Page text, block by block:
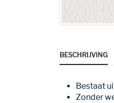
BESCHRIJVING
Bestaat
Zonder